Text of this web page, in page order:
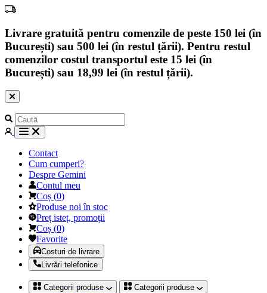
Livrare gratuită pentru comenzile de peste 150 lei (în
București) sau 500 lei (în restul țării). Pentru restul
comenzilor costul transportul este 15 lei (în
București) sau 18,99 lei (în restul țării).
Contact
Cum cumperi?
Despre Gemini
Contul meu
Coș (0)
Produse noi în stoc
Preț isteț, promoții
Coș (0)
Favorite
Costuri de livrare
Livrări telefonice
Categorii produse Categorii produse